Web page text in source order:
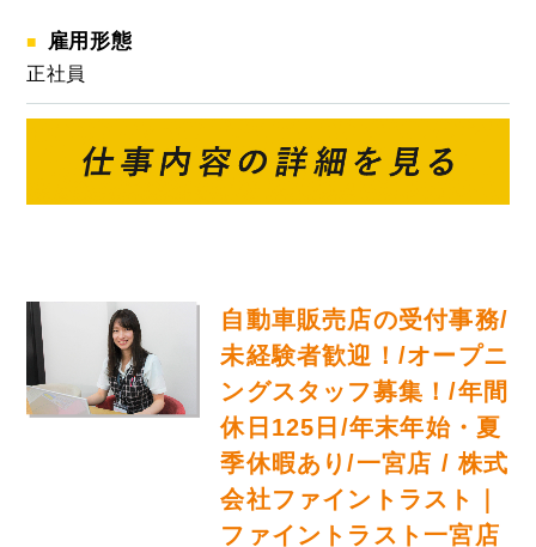
雇用形態
正社員
自動車販売店の受付事務/
未経験者歓迎！/オープニ
ングスタッフ募集！/年間
休日125日/年末年始・夏
季休暇あり/一宮店 / 株式
会社ファイントラスト｜
ファイントラスト一宮店